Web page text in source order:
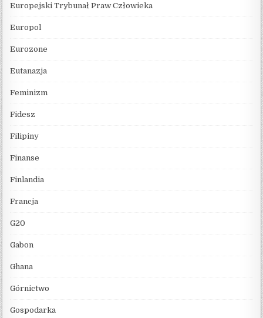
Europejski Trybunał Praw Człowieka
Europol
Eurozone
Eutanazja
Feminizm
Fidesz
Filipiny
Finanse
Finlandia
Francja
G20
Gabon
Ghana
Górnictwo
Gospodarka